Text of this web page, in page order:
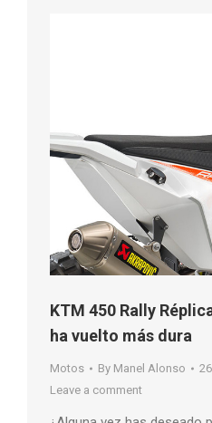
KTM 450 Rally
ha vuelto más dura
Motos By Manel Alonso
Leave a comment